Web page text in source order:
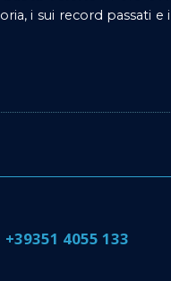
i sui record passati
​+39351 4055 133